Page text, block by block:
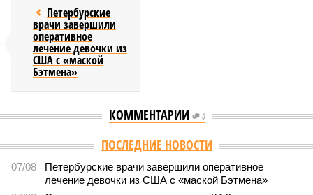
Петербурские
врачи завершили
оперативное
лечение девочки из
США с «маской
Бэтмена»
КОММЕНТАРИИ 0
Версия //Власть //Названы главные мифы на тему летнего отключения
Домыслы и реальность